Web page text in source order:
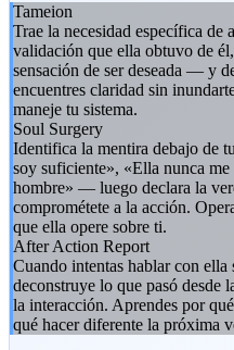
Tameion
Trae la necesidad específica
validación que ella obtuvo de
sensación de ser deseada — y
encuentres claridad sin
maneje tu sistema.
Soul Surgery
Identifica la mentira debajo de
soy suficiente», «Ella nunca
hombre» — luego declara la
comprométete a la acción.
que ella opere sobre ti.
After Action Report
Cuando intentas hablar con
deconstruye lo que pasó
la interacción. Aprendes por
qué hacer diferente la próxima